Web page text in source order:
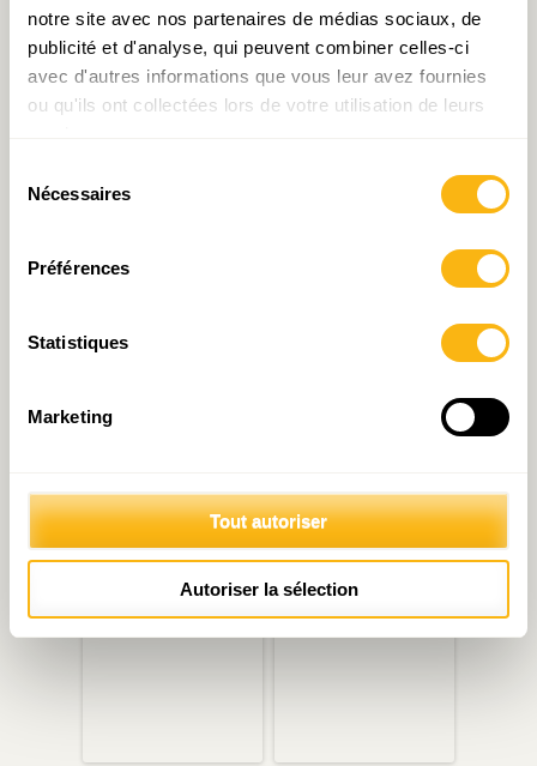
notre site avec nos partenaires de médias sociaux, de
publicité et d'analyse, qui peuvent combiner celles-ci
avec d'autres informations que vous leur avez fournies
ou qu'ils ont collectées lors de votre utilisation de leurs
Nécessaires
Préférences
Statistiques
Marketing
Tout autoriser
Autoriser la sélection
flux de capitaux est pour l’UE – qui rêve
d’autonomie stratégique et de souveraineté
économique – un atout plutôt qu’une coûteuse
charge.
La taxe CO2, la carotte et
Invitation à zoomer